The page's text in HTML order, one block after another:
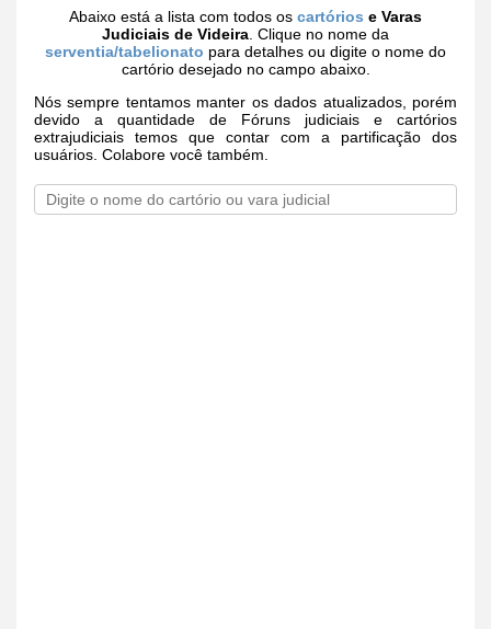
Abaixo está a lista com todos os cartórios e Varas
Judiciais de Videira . Clique no nome da
serventia/tabelionato para detalhes ou digite o nome do
cartório desejado no campo abaixo.
Nós sempre tentamos manter os dados atualizados, porém
devido a quantidade de Fóruns judiciais e cartórios
extrajudiciais temos que contar com a partificação dos
usuários. Colabore você também.